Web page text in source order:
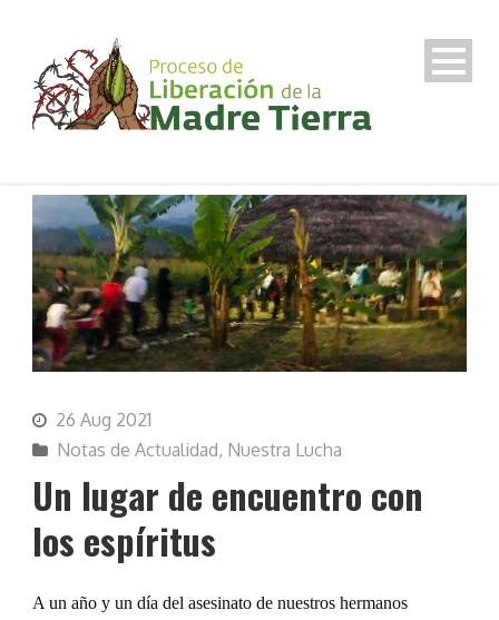
26 Aug 2021
Notas de Actualidad, Nuestra Lucha
Un lugar de encuentro con
los espíritus
A un año y un día del asesinato de nuestros hermanos